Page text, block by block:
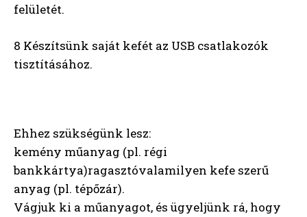
felületét.
8 Készítsünk saját kefét az USB csatlakozók
tisztításához.
Ehhez szükségünk lesz:
kemény műanyag (pl. régi
bankkártya)ragasztóvalamilyen kefe szerű
anyag (pl. tépőzár).
Vágjuk ki a műanyagot, és ügyeljünk rá, hogy